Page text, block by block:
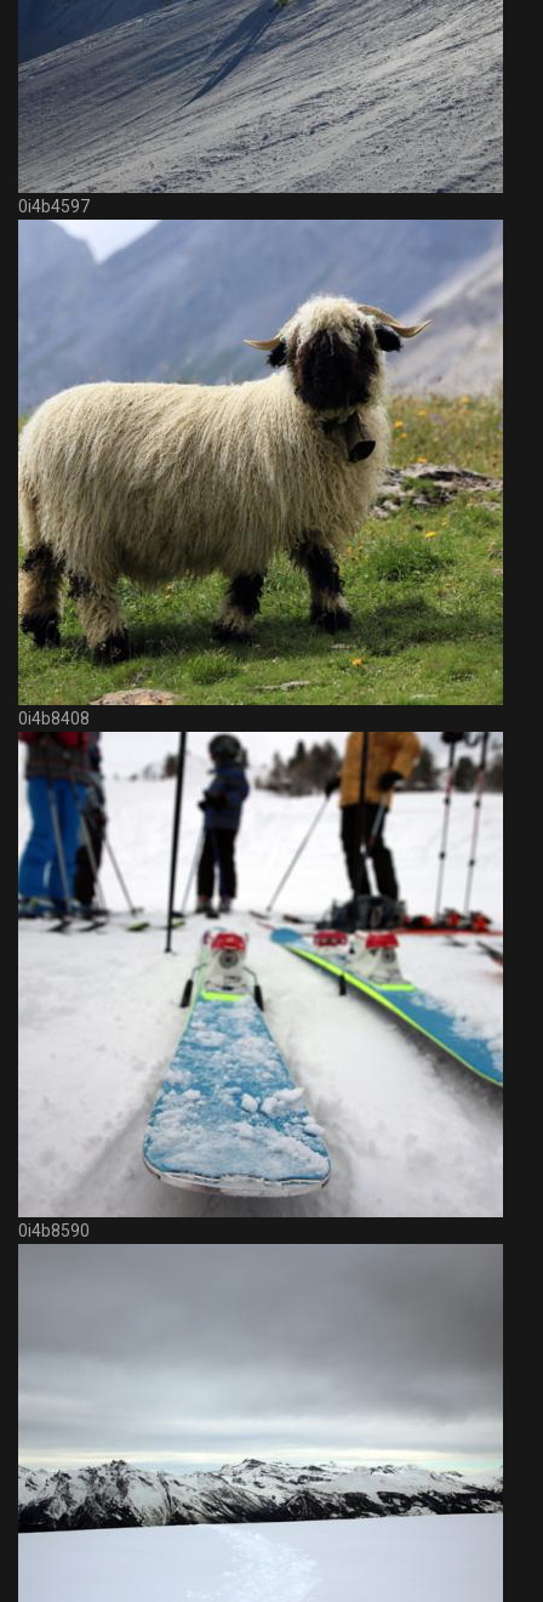
0i4b4597
0i4b8408
0i4b8590